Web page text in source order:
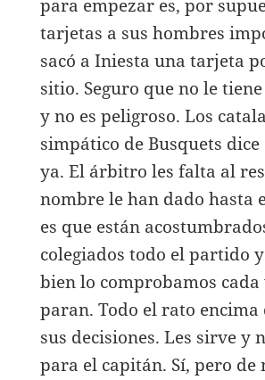
para empezar es, por
tarjetas a sus hombres
sacó a Iniesta una tarjeta
sitio. Seguro que no le
y no es peligroso. Los
simpático de Busquets
ya. El árbitro les falta al
nombre le han dado hasta
es que están
colegiados todo el partido
bien lo comprobamos
paran. Todo el rato
sus decisiones. Les sirve y
para el capitán. Sí, pero